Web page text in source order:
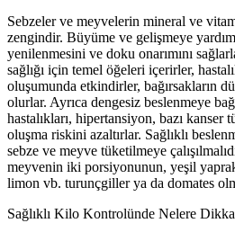
Sebzeler ve meyvelerin mineral ve
zengindir. Büyüme ve gelişmeye
yenilenmesini ve doku onarımını
sağlığı için temel öğeleri içerirler,
oluşumunda etkindirler, bağırsakların
olurlar. Ayrıca dengesiz beslenmeye
hastalıkları, hipertansiyon, bazı kanser
oluşma riskini azaltırlar. Sağlıklı
sebze ve meyve tüketilmeye
meyvenin iki porsiyonunun, yeşil
limon vb. turunçgiller ya da domates
Sağlıklı Kilo Kontrolünde Nelere